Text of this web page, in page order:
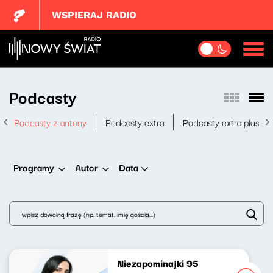
WSPIERAJ RADIO
Podcasty
Podcasty z anteny Podcasty extra Podcasty extra plus
Programy Autor Data
Niezapominajki 95